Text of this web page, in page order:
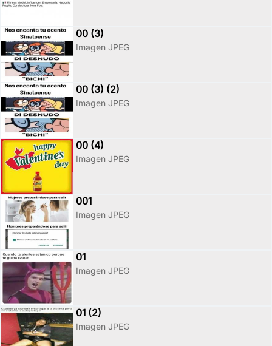
00 (3)
Imagen JPEG
00 (3) (2)
Imagen JPEG
00 (4)
Imagen JPEG
001
Imagen JPEG
01
Imagen JPEG
01 (2)
Imagen JPEG